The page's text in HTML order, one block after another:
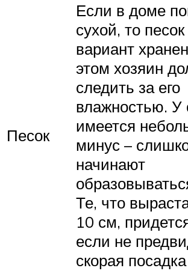
Песок
Если в доме
сухой, то
вариант
этом хозяин
следить за его
влажностью. У
имеется
минус –
начинают
Те, что
10 см,
если не
скорая посадка